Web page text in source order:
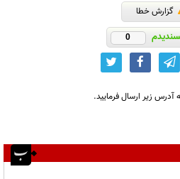
گزارش خطا
0
آدرس زیر ارسال فرمایید.